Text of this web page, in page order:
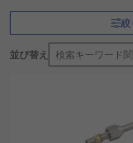
切な部品です。
なぜブローガン
なのですか？
途に応じてブローガンの方
に使用することができます
絞
並び替え 検索キーワード